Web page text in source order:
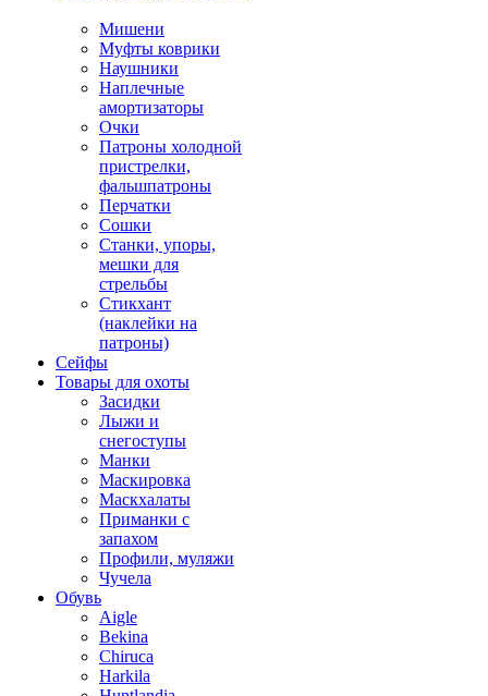
Мишени
Муфты коврики
Наушники
Наплечные
амортизаторы
Очки
Патроны холодной
пристрелки,
фальшпатроны
Перчатки
Сошки
Станки, упоры,
мешки для
стрельбы
Стикхант
(наклейки на
патроны)
Сейфы
Товары для охоты
Засидки
Лыжи и
снегоступы
Манки
Маскировка
Маскхалаты
Приманки с
запахом
Профили, муляжи
Чучела
Обувь
Aigle
Bekina
Chiruсa
Harkila